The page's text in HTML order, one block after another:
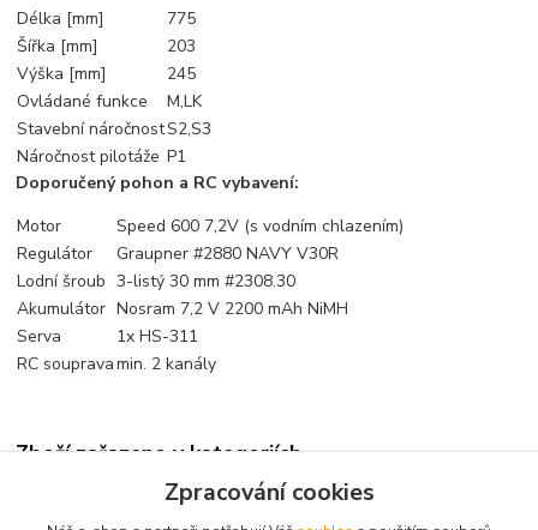
Délka [mm]
775
Šířka [mm]
203
Výška [mm]
245
Ovládané funkce
M,LK
Stavební náročnostS2,S3
Náročnost pilotáže P1
Doporučený pohon a RC vybavení:
Motor
Speed 600 7,2V (s vodním chlazením)
Regulátor
Graupner #2880 NAVY V30R
Lodní šroub 3-listý 30 mm #2308.30
Akumulátor Nosram 7,2 V 2200 mAh NiMH
Serva
1x HS-311
RC soupravamin. 2 kanály
Zboží zařazeno v kategoriích
Zpracování cookies